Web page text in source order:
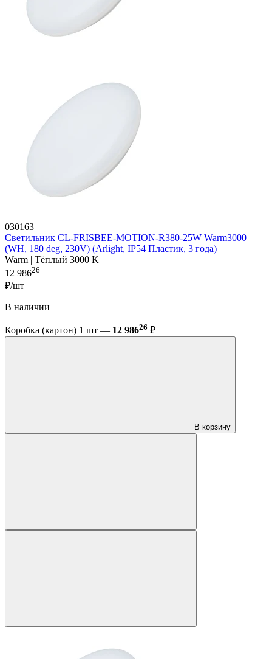
030163
Светильник CL-FRISBEE-MOTION-R380-25W Warm3000
(WH, 180 deg, 230V) (Arlight, IP54 Пластик, 3 года)
Warm | Тёплый 3000 K
12 98626
₽/шт
В наличии
Коробка (картон) 1 шт — 12 98626 ₽
В корзину